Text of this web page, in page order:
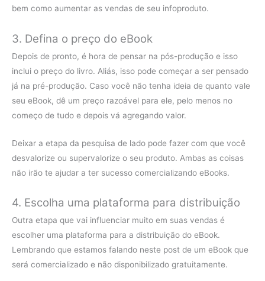
bem como aumentar as vendas de seu infoproduto.
3. Defina o preço do eBook
Depois de pronto, é hora de pensar na pós-produção e isso
inclui o preço do livro. Aliás, isso pode começar a ser pensado
já na pré-produção. Caso você não tenha ideia de quanto vale
seu eBook, dê um preço razoável para ele, pelo menos no
começo de tudo e depois vá agregando valor.
Deixar a etapa da pesquisa de lado pode fazer com que você
desvalorize ou supervalorize o seu produto. Ambas as coisas
não irão te ajudar a ter sucesso comercializando eBooks.
4. Escolha uma plataforma para distribuição
Outra etapa que vai influenciar muito em suas vendas é
escolher uma plataforma para a distribuição do eBook.
Lembrando que estamos falando neste post de um eBook que
será comercializado e não disponibilizado gratuitamente.